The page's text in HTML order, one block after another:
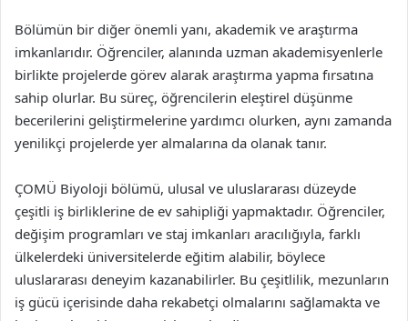
Bölümün bir diğer önemli yanı, akademik ve araştırma
imkanlarıdır. Öğrenciler, alanında uzman akademisyenlerle
birlikte projelerde görev alarak araştırma yapma fırsatına
sahip olurlar. Bu süreç, öğrencilerin eleştirel düşünme
becerilerini geliştirmelerine yardımcı olurken, aynı zamanda
yenilikçi projelerde yer almalarına da olanak tanır.
ÇOMÜ Biyoloji bölümü, ulusal ve uluslararası düzeyde
çeşitli iş birliklerine de ev sahipliği yapmaktadır. Öğrenciler,
değişim programları ve staj imkanları aracılığıyla, farklı
ülkelerdeki üniversitelerde eğitim alabilir, böylece
uluslararası deneyim kazanabilirler. Bu çeşitlilik, mezunların
iş gücü içerisinde daha rekabetçi olmalarını sağlamakta ve